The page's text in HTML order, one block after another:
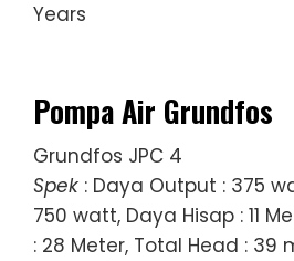
Years
Pompa Air Grundfos
Grundfos JPC 4
Spek : Daya Output : 375
750 watt, Daya Hisap : 11
: 28 Meter, Total Head : 39